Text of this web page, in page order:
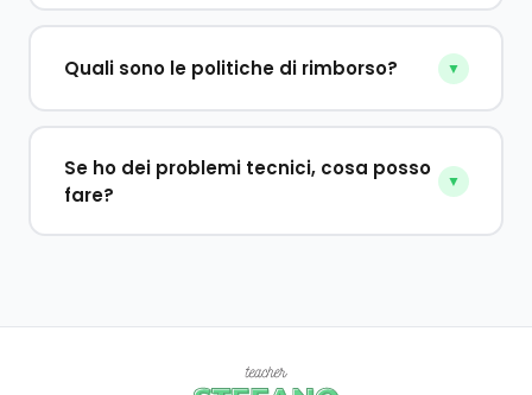
Quali sono le politiche di rimborso? ▼
Se ho dei problemi tecnici, cosa posso
fare?
▼